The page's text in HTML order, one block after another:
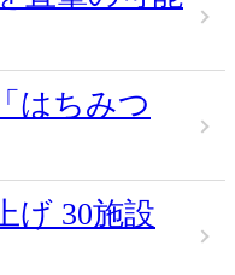
はちみつ
げ 30施設